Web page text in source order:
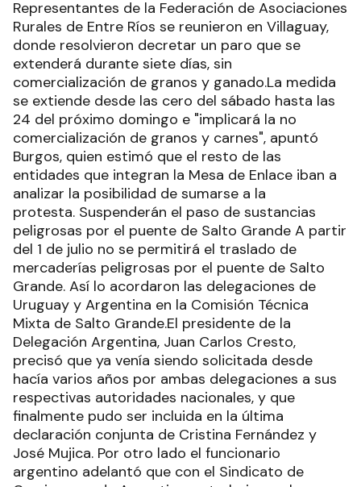
Representantes de la Federación de Asociaciones
Rurales de Entre Ríos se reunieron en Villaguay,
donde resolvieron decretar un paro que se
extenderá durante siete días, sin
comercialización de granos y ganado.La medida
se extiende desde las cero del sábado hasta las
24 del próximo domingo e "implicará la no
comercialización de granos y carnes", apuntó
Burgos, quien estimó que el resto de las
entidades que integran la Mesa de Enlace iban a
analizar la posibilidad de sumarse a la
protesta. Suspenderán el paso de sustancias
peligrosas por el puente de Salto Grande A partir
del 1 de julio no se permitirá el traslado de
mercaderías peligrosas por el puente de Salto
Grande. Así lo acordaron las delegaciones de
Uruguay y Argentina en la Comisión Técnica
Mixta de Salto Grande.El presidente de la
Delegación Argentina, Juan Carlos Cresto,
precisó que ya venía siendo solicitada desde
hacía varios años por ambas delegaciones a sus
respectivas autoridades nacionales, y que
finalmente pudo ser incluida en la última
declaración conjunta de Cristina Fernández y
José Mujica. Por otro lado el funcionario
argentino adelantó que con el Sindicato de